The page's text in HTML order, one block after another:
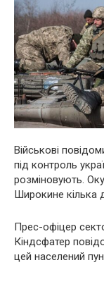
Військові
під контроль
розміновують.
Широкине кілька
Прес-офіцер
Кіндсфатер
цей населений